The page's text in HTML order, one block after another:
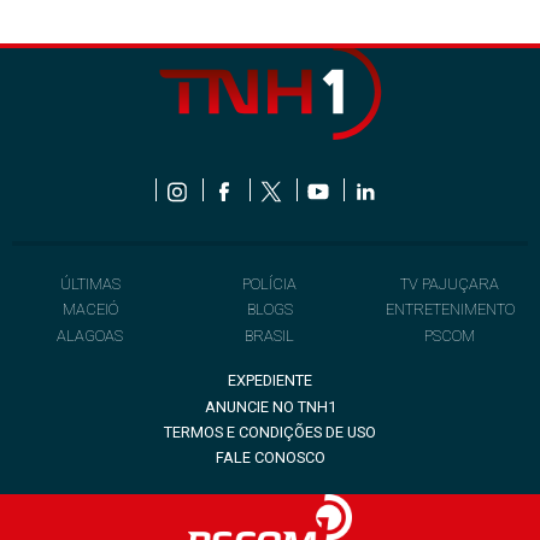
ÚLTIMAS
MACEIÓ
ALAGOAS
POLÍCIA
BLOGS
BRASIL
TV PAJUÇARA
ENTRETENIMENTO
PSCOM
EXPEDIENTE
ANUNCIE NO TNH1
TERMOS E CONDIÇÕES DE USO
FALE CONOSCO